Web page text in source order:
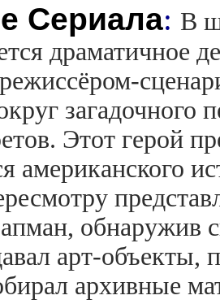
Сериала: В
драматичное
загадочного
Этот герой
американского
обнаружив
арт-
архивные